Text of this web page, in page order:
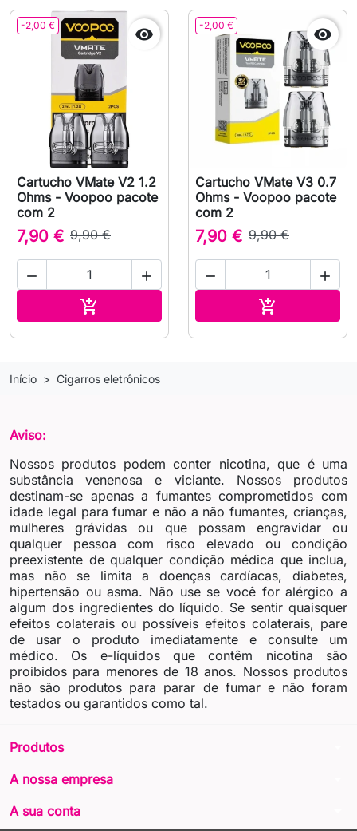
-2,00 € 
Cartucho VMate V2 1.2
Ohms - Voopoo pacote
com 2
7,90 € 9,90 €
 

-2,00 € 
Cartucho VMate V3 0.7
Ohms - Voopoo pacote
com 2
7,90 € 9,90 €
 

Início Cigarros eletrônicos
Aviso:
Nossos produtos podem conter nicotina, que é uma
substância venenosa e viciante. Nossos produtos
destinam-se apenas a fumantes comprometidos com
idade legal para fumar e não a não fumantes, crianças,
mulheres grávidas ou que possam engravidar ou
qualquer pessoa com risco elevado ou condição
preexistente de qualquer condição médica que inclua,
mas não se limita a doenças cardíacas, diabetes,
hipertensão ou asma. Não use se você for alérgico a
algum dos ingredientes do líquido. Se sentir quaisquer
efeitos colaterais ou possíveis efeitos colaterais, pare
de usar o produto imediatamente e consulte um
médico. Os e-líquidos que contêm nicotina são
proibidos para menores de 18 anos. Nossos produtos
não são produtos para parar de fumar e não foram
testados ou garantidos como tal.
Produtos
A nossa empresa
A sua conta